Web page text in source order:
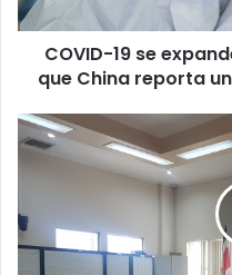
mientras
que
China
reporta
mejora
y
COVID-19 se
que China reporta
Comisión
que
convoca
a
Alvarado,